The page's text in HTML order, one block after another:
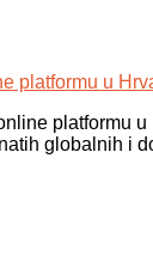
platformu
globalnih i